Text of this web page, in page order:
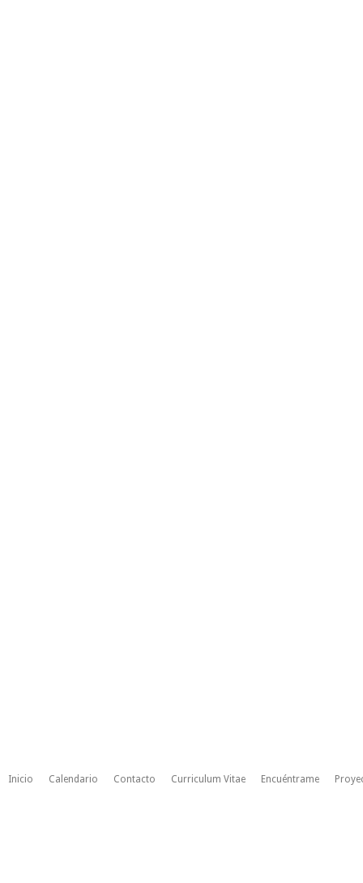
Inicio Calendario Contacto Curriculum Vitae Encuéntrame